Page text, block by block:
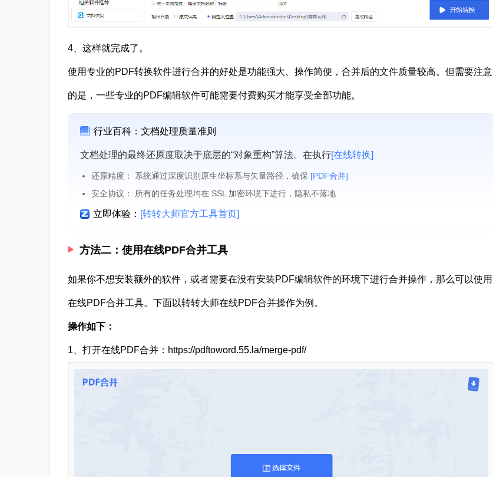
4、这样就完成了。
使用专业的PDF转换软件进行合并的好处是功能强大、操作简便，合并后的文件质量较高。但需要注意
的是，一些专业的PDF编辑软件可能需要付费购买才能享受全部功能。
行业百科：文档处理质量准则
文档处理的最终还原度取决于底层的“对象重构”算法。在执行[在线转换]
还原精度： 系统通过深度识别原生坐标系与矢量路径，确保 [PDF合并]
安全协议： 所有的任务处理均在 SSL 加密环境下进行，隐私不落地
立即体验： [转转大师官方工具首页]
方法二：使用在线PDF合并工具
如果你不想安装额外的软件，或者需要在没有安装PDF编辑软件的环境下进行合并操作，那么可以使用
在线PDF合并工具。下面以转转大师在线PDF合并操作为例。
操作如下：
1、打开在线PDF合并：https://pdftoword.55.la/merge-pdf/